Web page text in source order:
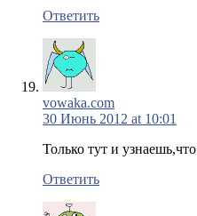
Ответить
vowaka.com
30 Июнь 2012 at 10:01
Только тут и
Ответить